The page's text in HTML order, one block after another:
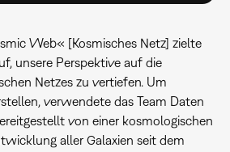
Web« [Kosmisches Netz] zielte
unsere Perspektive auf die
Netzes zu vertiefen. Um
verwendete das Team Daten
von einer kosmologischen
aller Galaxien seit dem